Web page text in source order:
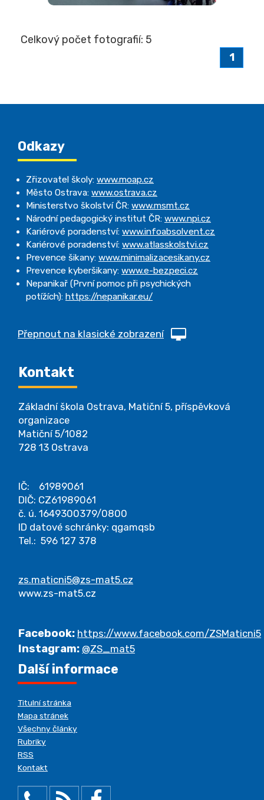
Celkový počet fotografií: 5
1
Odkazy
Zřizovatel školy: www.moap.cz
Město Ostrava: www.ostrava.cz
Ministerstvo školství ČR: www.msmt.cz
Národní pedagogický institut ČR: www.npi.cz
Kariérové poradenství: www.infoabsolvent.cz
Kariérové poradenství: www.atlasskolstvi.cz
Prevence šikany: www.minimalizacesikany.cz
Prevence kyberšikany: www.e-bezpeci.cz
Nepanikař (První pomoc při psychických
potížích): https://nepanikar.eu/
Přepnout na klasické zobrazení
Kontakt
Základní škola Ostrava, Matiční 5, příspěvková
organizace
Matiční 5/1082
728 13 Ostrava
IČ: 61989061
DIČ: CZ61989061
č. ú. 1649300379/0800
ID datové schránky: qgamqsb
Tel.: 596 127 378
zs.maticni5@zs-mat5.cz
www.zs-mat5.cz
Facebook: https://www.facebook.com/ZSMaticni5
Instagram: @ZS_mat5
Další informace
Titulní stránka
Mapa stránek
Všechny články
Rubriky
RSS
Kontakt